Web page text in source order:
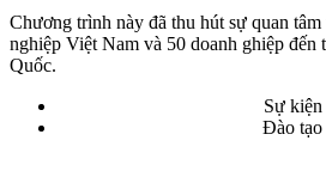
Chương trình này đã thu hút sự quan
nghiệp Việt Nam và 50 doanh ghiệp
Quốc.
Sự kiện
Đào tạo